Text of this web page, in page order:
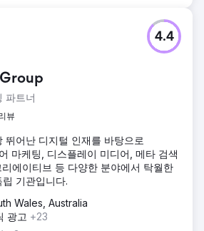
1,632건으로 증가했고, 고객 획득 비용
러에서 16.01 호주달러로 감소했습니다.
러에서 62,409 호주달러로 증가했으며,
은 1.84배에서 2.39배로 크게 개선되
페인 구조는 효율성 향상, 높은 수익률,
표에 부합하는 확장 가능한 성과 마케
다.
전시 페이지로 이동
파트너
뷰
4.4
뛰어난 디지털 인재를 바탕으로
마케팅, 디스플레이 미디어, 메타 검색
에이티브 등 다양한 분야에서 탁월한
기관입니다.
Wales, Australia
광고 +23